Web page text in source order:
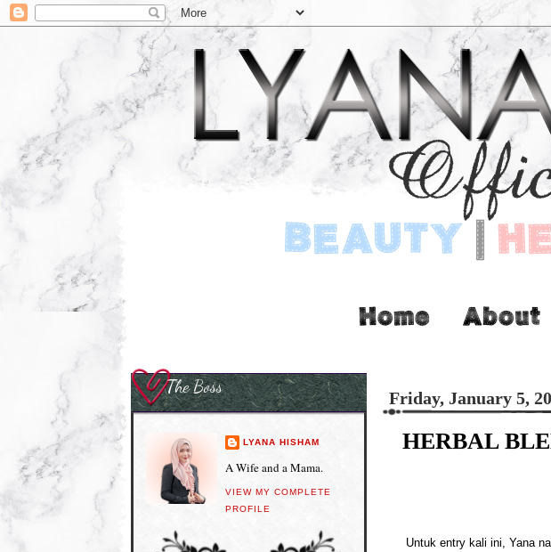
Friday, January 5,
HERBAL
Untuk entry kali ini, Yana
The Boss
LYANA HISHAM
A Wife and a Mama.
VIEW MY COMPLETE
PROFILE